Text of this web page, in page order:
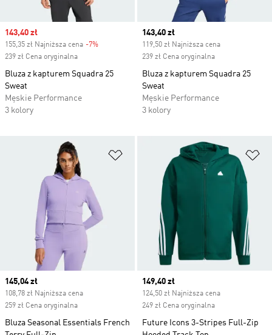
Sale price
143,40 zł
155,35 zł Najniższa cena -7%
239 zł Cena oryginalna
Bluza z kapturem Squadra 25
Sweat
Męskie Performance
3 kolory
Current price
143,40 zł
119,50 zł Najniższa cena
239 zł Cena oryginalna
Bluza z kapturem Squadra 25
Sweat
Męskie Performance
3 kolory
Dodaj do listy życzeń
Current price
145,04 zł
108,78 zł Najniższa cena
259 zł Cena oryginalna
Bluza Seasonal Essentials French
Current price
149,40 zł
124,50 zł Najniższa cena
249 zł Cena oryginalna
Future Icons 3-Stripes Full-Zip